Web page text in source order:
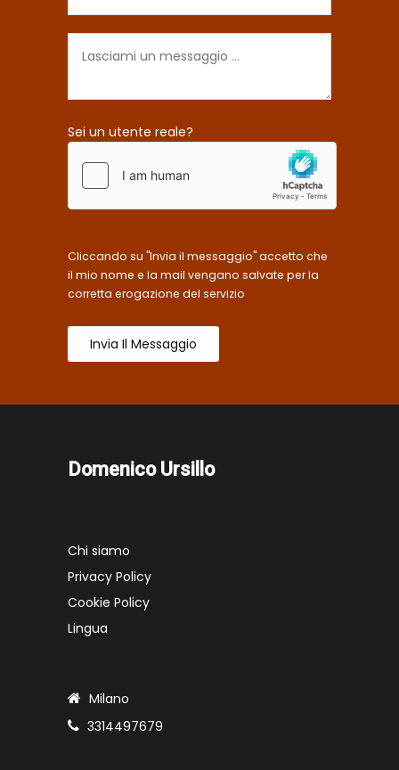
Sei un utente reale?
Cliccando su "Invia il messaggio" accetto che
il mio nome e la mail vengano salvate per la
corretta erogazione del servizio
Invia Il Messaggio
Domenico Ursillo
Chi siamo
Privacy Policy
Cookie Policy
Lingua
Milano
3314497679